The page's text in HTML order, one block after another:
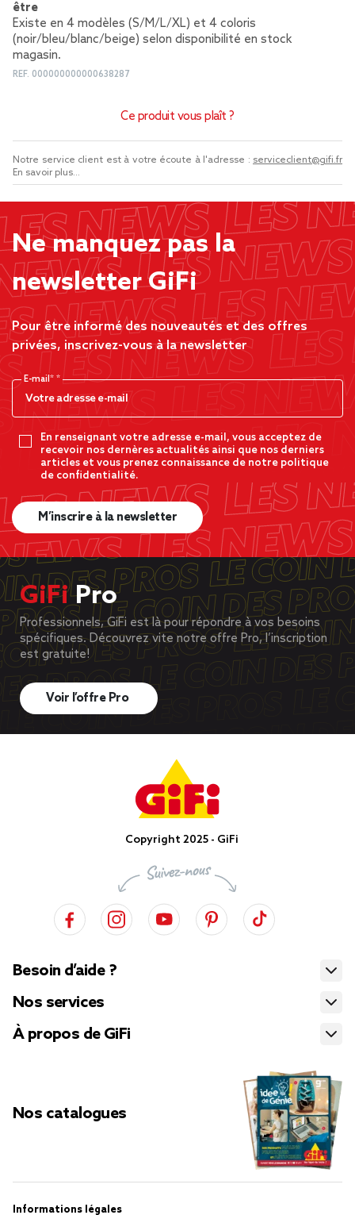
être
Existe en 4 modèles (S/M/L/XL) et 4 coloris
(noir/bleu/blanc/beige) selon disponibilité en stock
magasin.
REF. 000000000000638287
Ce produit vous plaît ?
Notre service client est à votre écoute à l'adresse : serviceclient@gifi.fr
En savoir plus...
Ne manquez pas la
newsletter GiFi
Pour être informé des nouveautés et des offres
privées, inscrivez-vous à la newsletter
E-mail*
En renseignant votre adresse e-mail, vous acceptez de
recevoir nos dernères actualités ainsi que nos derniers
articles et vous prenez connaissance de notre politique
de confidentialité.
M’inscrire à la newsletter
GiFiPro
Professionnels, GiFi est là pour répondre à vos besoins
spécifiques. Découvrez vite notre offre Pro, l’inscription
est gratuite!
Voir l’offre Pro
Copyright 2025 - GiFi
Besoin d’aide ?
Nos services
À propos de GiFi
Nos catalogues
Informations légales